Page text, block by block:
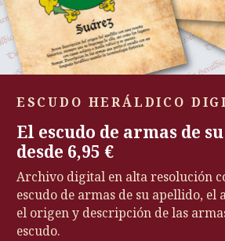
ESCUDO HERÁLDICO
El escudo de armas de
desde 6,95 €
Archivo digital en alta resolución
escudo de armas de su apellido, el
el origen y descripción de las
escudo.